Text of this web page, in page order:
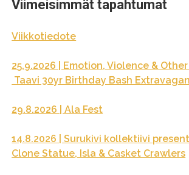
Viimeisimmät tapahtumat
Viikkotiedote
25.9.2026 | Emotion, Violence &
Taavi 30yr Birthday Bash
29.8.2026 | Ala Fest
14.8.2026 | Surukivi kollektiivi
Clone Statue, Isla & Casket Crawlers